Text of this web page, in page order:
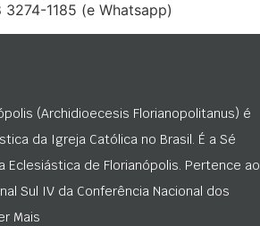
1185 (e Whatsapp)
(Archidioecesis Florianopolitanus) é
da Igreja Católica no Brasil. É a Sé
Eclesiástica de Florianópolis. Pertence ao
Sul IV da Conferência Nacional dos
Mais